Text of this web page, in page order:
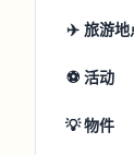
✈️ 旅游地
⚽ 活动
💡物件